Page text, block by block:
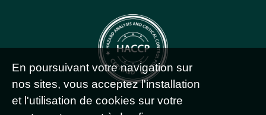
En poursuivant votre navigation sur
nos sites, vous acceptez l'installation
et l'utilisation de cookies sur votre